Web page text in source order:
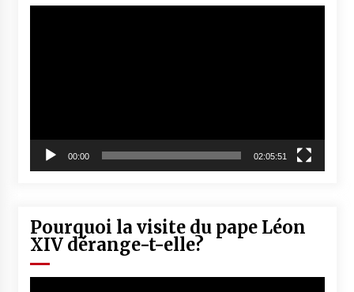
00:00 02:05:51
Pourquoi la visite du pape Léon
XIV dérange-t-elle?